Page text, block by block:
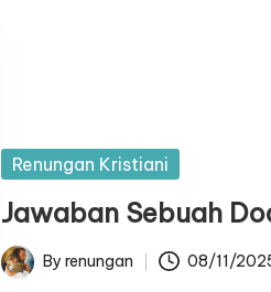
Posted
Renungan Kristiani
Jawaban Sebuah
Posted
Byrenungan 08/11/